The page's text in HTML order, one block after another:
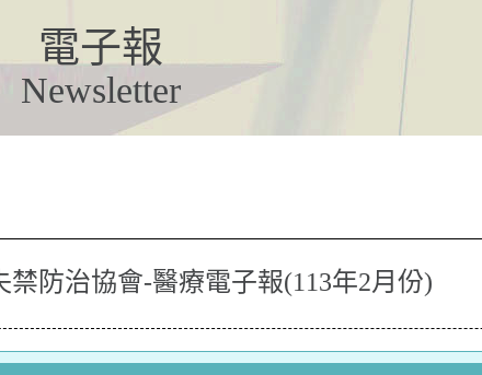
電子報
Newsletter
防治協會-醫療電子報(113年2月份)